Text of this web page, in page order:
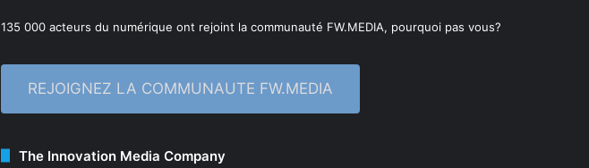
135 000 acteurs du numérique ont rejoint la communauté FW.MEDIA, pourquoi pas vous?
REJOIGNEZ LA COMMUNAUTE FW.MEDIA
The Innovation Media Company